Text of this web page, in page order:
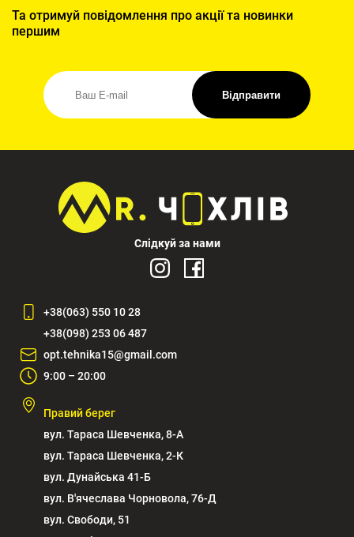
Та отримуй повідомлення про акції та новинки
першим
Відправити
Слідкуй за нами
+38(063) 550 10 28
+38(098) 253 06 487
opt.tehnika15@gmail.com
9:00 – 20:00
Правий берег
вул. Тараса Шевченка, 8-А
вул. Тараса Шевченка, 2-К
вул. Дунайська 41-Б
вул. В'ячеслава Чорновола, 76-Д
вул. Свободи, 51